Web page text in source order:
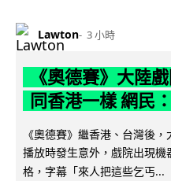
Lawton 3 小時
《奧德賽》大陸
同香港一樣 網民
《奧德賽》繼香港、台灣後
播放時發生意外，戲院出現
格，字幕「來人把這些乞丐...